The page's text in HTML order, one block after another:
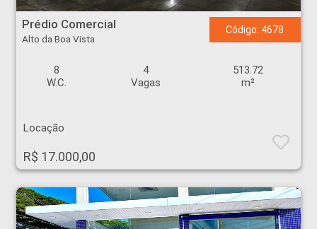
Prédio Comercial - Alto da Boa Vista - Ribeirão Preto
Prédio Comercial
Alto da Boa Vista
Código: 4678
8
W.C.
4
Vagas
513.72
m²
Locação
R$ 17.000,00